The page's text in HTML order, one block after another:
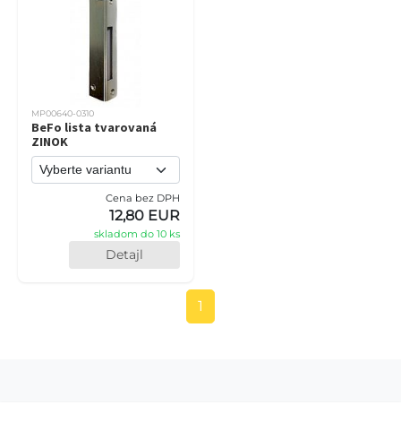
MP00640-0310
BeFo lista tvarovaná
ZINOK
Cena bez DPH
12,80 EUR
skladom do 10 ks
Detajl
1